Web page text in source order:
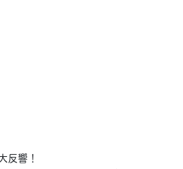
反響！